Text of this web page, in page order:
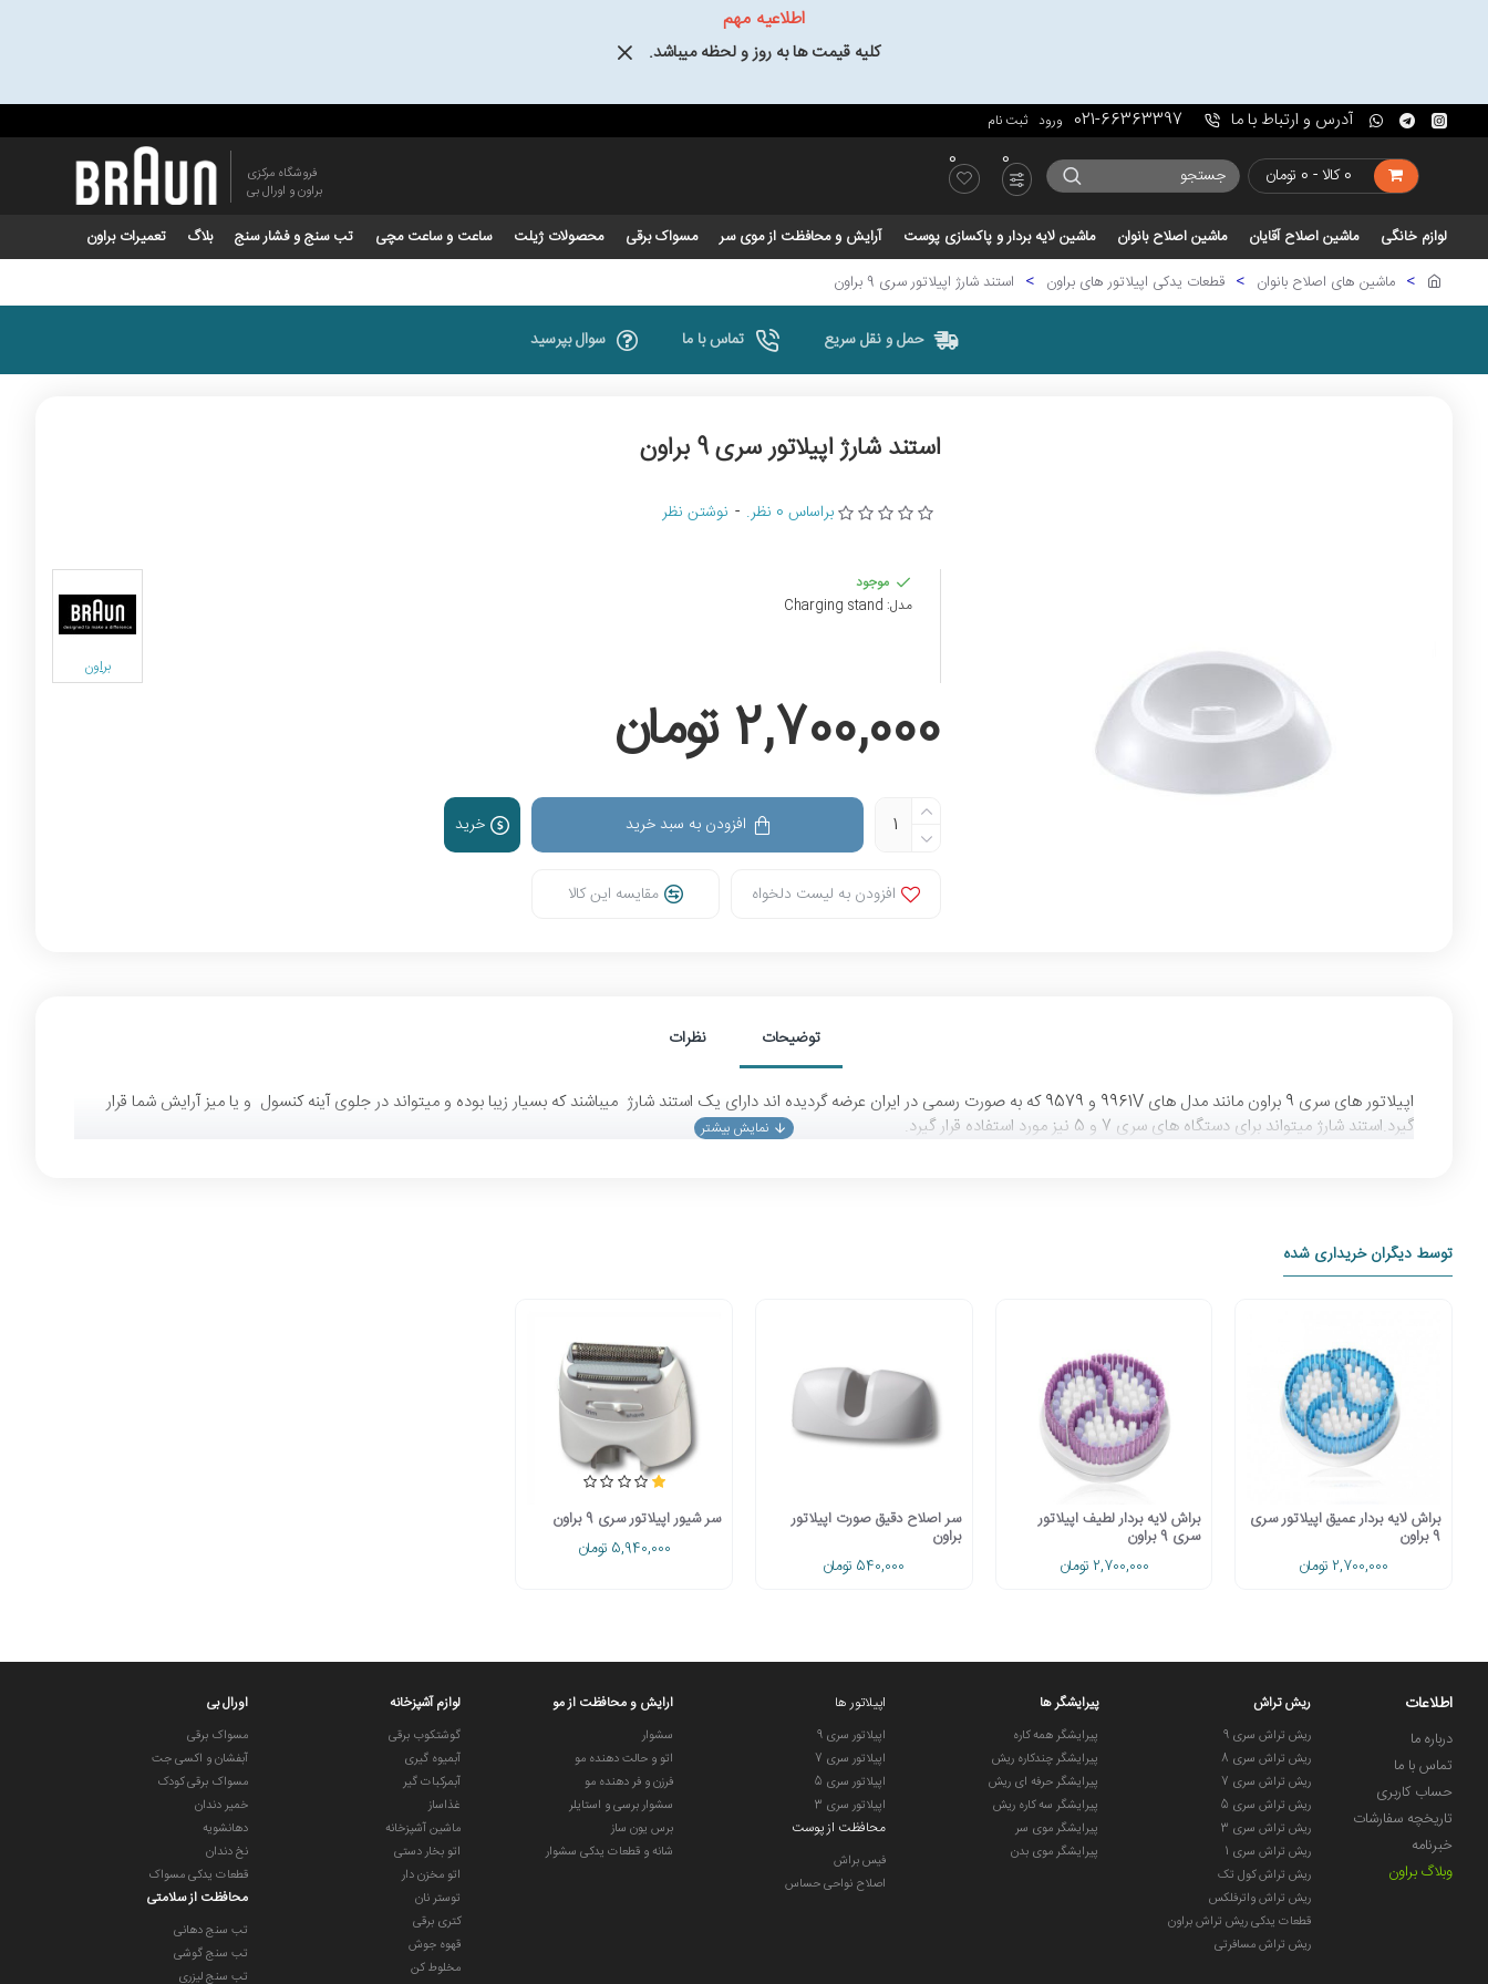
اطلاعیه مهم
کلیه قیمت ها به روز و لحظه میباشد.
آدرس و ارتباط با ما 021-66363397 ورود ثبت نام
فروشگاه مرکزی
براون و اورال بی
0 0
0 کالا - 0 تومان
لوازم خانگی ماشین اصلاح آقایان ماشین اصلاح بانوان ماشین لایه بردار و پاکسازی پوست آرایش و محافظت از موی سر مسواک برقی محصولات ژیلت ساعت و ساعت مچی تب سنج و فشار سنج بلاگ
تعمیرات براون
ماشین های اصلاح بانوان
قطعات یدکی اپیلاتور های براون استند شارژ اپیلاتور سری 9 براون
حمل و نقل سریع تماس با ما سوال بپرسید
استند شارژ اپیلاتور سری 9 براون
موجود
مدل: Charging stand
براون
براساس 0 نظر. - نوشتن نظر
2,700,000 تومان
افزودن به سبد خرید خرید
افزودن به لیست دلخواه مقایسه این کالا
توضیحات نظرات
اپیلاتور های سری 9 براون مانند مدل های 9961V و 9579 که به صورت رسمی در ایران عرضه گردیده اند دارای یک استند شارژ میباشند که بسیار زیبا بوده و میتواند در جلوی آینه کنسول و یا میز آرایش شما قرار
گیرد.استند شارژ میتواند برای دستگاه های سری 7 و 5 نیز مورد استفاده قرار گیرد.
توسط دیگران خریداری شده
براش لایه بردار عمیق اپیلاتور سری
9 براون
2,700,000 تومان
براش لایه بردار لطیف اپیلاتور
سری 9 براون
2,700,000 تومان
سر اصلاح دقیق صورت اپیلاتور
براون
540,000 تومان
سر شیور اپیلاتور سری 9 براون
5,940,000 تومان
اطلاعات
درباره ما
تماس با ما
حساب کاربری
تاریخچه سفارشات
خبرنامه
وبلاگ براون
ریش تراش
ریش تراش سری 9
ریش تراش سری 8
ریش تراش سری 7
ریش تراش سری 5
ریش تراش سری 3
ریش تراش سری 1
ریش تراش کول تک
ریش تراش واترفلکس
قطعات یدکی ریش تراش براون
ریش تراش مسافرتی
پیرایشگر ها
پیرایشگر همه کاره
پیرایشگر چندکاره ریش
پیرایشگر حرفه ای ریش
پیرایشگر سه کاره ریش
پیرایشگر موی سر
پیرایشگر موی بدن
اپیلاتور ها
اپیلاتور سری 9
اپیلاتور سری 7
اپیلاتور سری 5
اپیلاتور سری 3
محافظت از پوست
فیس براش
اصلاح نواحی حساس
ارایش و محافظت از مو
سشوار
اتو و حالت دهنده مو
فرزن و فر دهنده مو
سشوار برسی و استایلر
برس یون ساز
شانه و قطعات یدکی سشوار
لوازم آشپزخانه
گوشتکوب برقی
آبمیوه گیری
آبمرکبات گیر
غذاساز
ماشین آشپزخانه
اتو بخار دستی
اتو مخزن دار
توستر نان
کتری برقی
قهوه جوش
مخلوط کن
اورال بی
مسواک برقی
آبفشان و اکسی جت
مسواک برقی کودک
خمیر دندان
دهانشویه
نخ دندان
قطعات یدکی مسواک
محافظت از سلامتی
تب سنج دهانی
تب سنج گوشی
تب سنج لیزری